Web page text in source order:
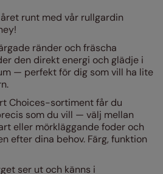
runt med vår rullgardin
ränder och fräscha
den direkt energi och glädje i
— perfekt för dig som vill ha lite
Choices-sortiment får du
som du vill — välj mellan
eller mörkläggande foder och
efter dina behov. Färg, funktion
ser ut och känns i